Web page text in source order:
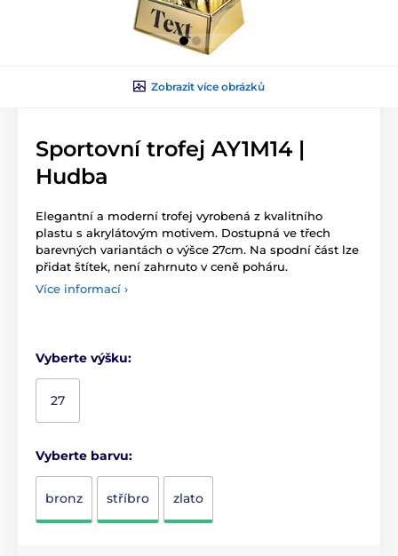
Zobrazit více obrázků
Sportovní trofej AY1M14 |
Hudba
Elegantní a moderní trofej vyrobená z kvalitního
plastu s akrylátovým motivem. Dostupná ve třech
barevných variantách o výšce 27cm. Na spodní část lze
přidat štítek, není zahrnuto v ceně poháru.
Více informací ›
Vyberte výšku:
27
Vyberte barvu:
bronz stříbro zlato